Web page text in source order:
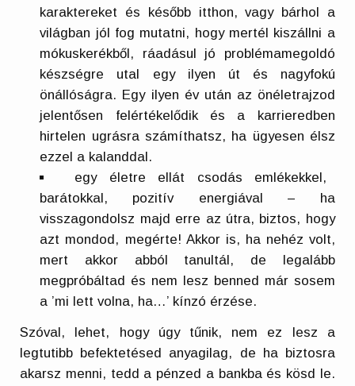
karaktereket és később itthon, vagy bárhol a
világban jól fog mutatni, hogy mertél kiszállni a
mókuskerékből, ráadásul jó problémamegoldó
készségre utal egy ilyen út és nagyfokú
önállóságra. Egy ilyen év után az önéletrajzod
jelentősen felértékelődik és a karrieredben
hirtelen ugrásra számíthatsz, ha ügyesen élsz
ezzel a kalanddal.
egy életre ellát csodás emlékekkel,
barátokkal, pozitív energiával – ha
visszagondolsz majd erre az útra, biztos, hogy
azt mondod, megérte! Akkor is, ha nehéz volt,
mert akkor abból tanultál, de legalább
megpróbáltad és nem lesz benned már sosem
a ’mi lett volna, ha…’ kínzó érzése.
Szóval, lehet, hogy úgy tűnik, nem ez lesz a
legtutibb befektetésed anyagilag, de ha biztosra
akarsz menni, tedd a pénzed a bankba és kösd le.